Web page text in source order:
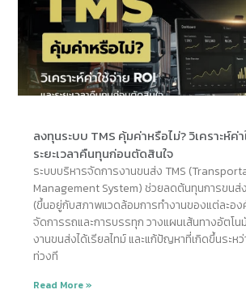
ลงทุนระบบ TMS คุ้มค่าหรือไม่? วิเคราะห์ค่า
ระยะเวลาคืนทุนก่อนตัดสินใจ
ระบบบริหารจัดการงานขนส่ง TMS
Management System) ช่วยลดต้นทุนการขนส่
(ขึ้นอยู่กับสภาพแวดล้อมการทำงานของแต่ละอ
จัดการรถและการบรรทุก วางแผนเส้นทางอัตโ
งานขนส่งได้เรียลไทม์ และแก้ปัญหาที่เกิดขึ้นระห
ท่วงที
Read More »